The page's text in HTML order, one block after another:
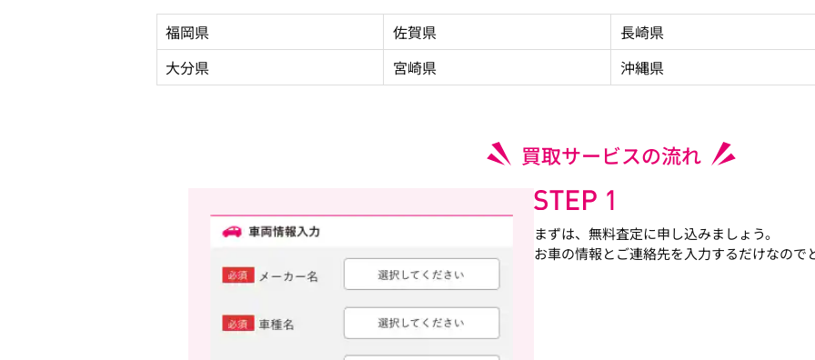
福岡県 佐賀県 長崎県
大分県
宮崎県 沖縄県
買取サービスの流れ
まずは、無料査定に申し込みましょう。
お車の情報とご連絡先を入力するだけなので